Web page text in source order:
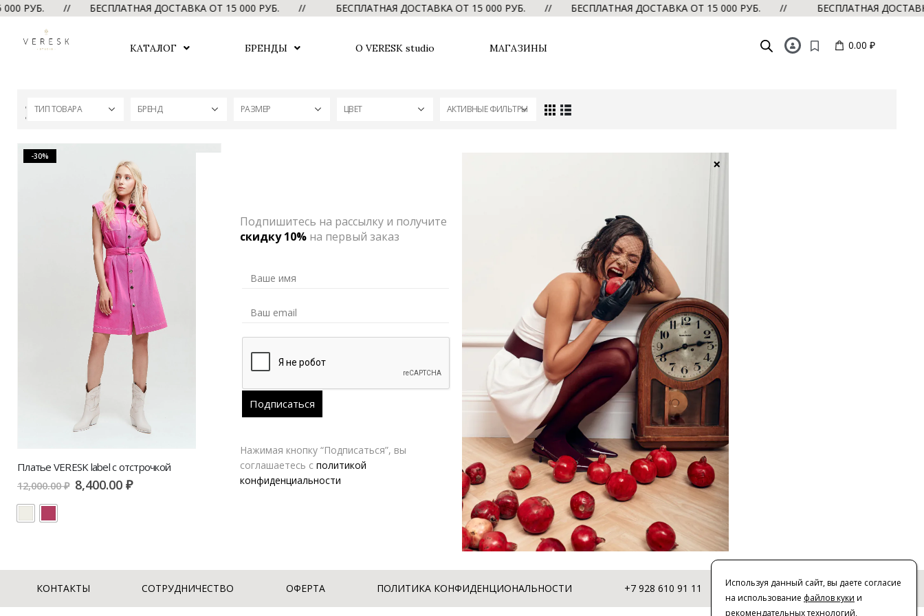
РУБ. // БЕСПЛАТНАЯ ДОСТАВКА ОТ 15 000 РУБ. // БЕСПЛАТНАЯ ДОСТАВКА ОТ 15 000 РУБ. // БЕСПЛАТНАЯ ДОСТАВКА ОТ 15 000 РУБ. // БЕСПЛАТНАЯ ДОСТАВКА
КАТАЛОГ БРЕНДЫ О VERESK studio МАГАЗИНЫ 0.00 ₽
ТИП ТОВАРА БРЕНД РАЗМЕР ЦВЕТ АКТИВНЫЕ ФИЛЬТРЫ
-30%
Платье VERESK label с отстрочкой
12,000.00₽ 8,400.00₽
КОНТАКТЫ СОТРУДНИЧЕСТВО ОФЕРТА ПОЛИТИКА КОНФИДЕНЦИОНАЛЬНОСТИ +7 928 610 91 11 © 2016-2026 | VERESK studio
Используя данный сайт, вы даете согласие
на использование файлов куки и
рекомендательных технологий,
Подпишитесь на рассылку и получите
скидку 10%на первый заказ
Нажимая кнопку “Подписаться”, вы
соглашаетесь с политикой
конфиденциальности
×